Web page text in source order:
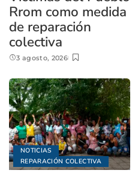
Rrom como medida
de reparación
colectiva
3 agosto, 2026
NOTICIAS
REPARACIÓN COLECTIVA